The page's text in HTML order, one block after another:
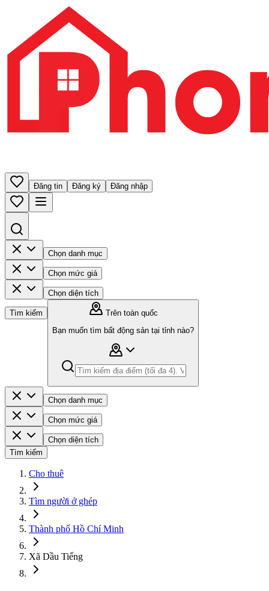
Đăng tin Đăng ký Đăng nhập
Chọn danh mục
Chọn mức giá
Chọn diện tích
Tìm kiếm
Trên toàn quốc
Bạn muốn tìm bất động sản tại tỉnh nào?
Chọn danh mục
Chọn mức giá
Chọn diện tích
Tìm kiếm
Cho thuê
Tìm người ở ghép
Thành phố Hồ Chí Minh
Xã Dầu Tiếng